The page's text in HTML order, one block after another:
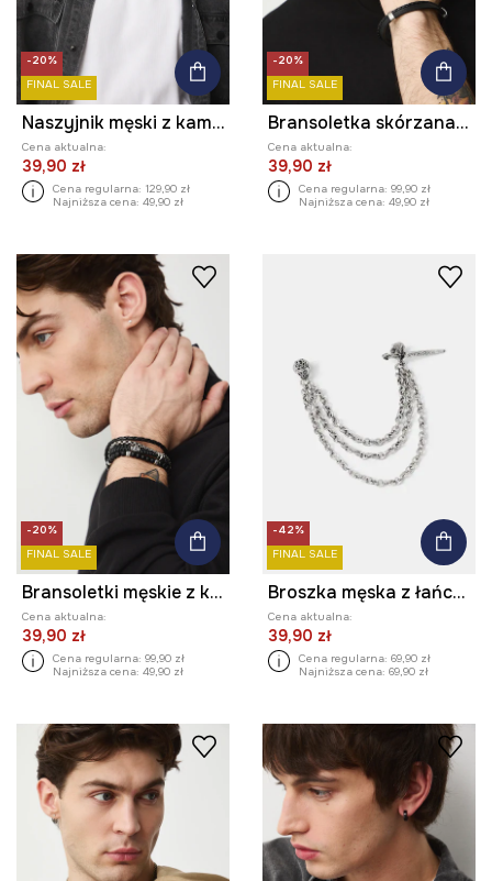
-20%
FINAL SALE
Naszyjnik męski z kamieniami naturalnymi
Cena aktualna:
39,90 zł
Cena regularna: 129,90 zł
Najniższa cena: 49,90 zł
-20%
FINAL SALE
Bransoletka skórzana męska
Cena aktualna:
39,90 zł
Cena regularna: 99,90 zł
Najniższa cena: 49,90 zł
-20%
FINAL SALE
Bransoletki męskie z kamieniem naturalnym (3-pack)
Cena aktualna:
39,90 zł
Cena regularna: 99,90 zł
Najniższa cena: 49,90 zł
-42%
FINAL SALE
Broszka męska z łańcuszkami
Cena aktualna:
39,90 zł
Cena regularna: 69,90 zł
Najniższa cena: 69,90 zł